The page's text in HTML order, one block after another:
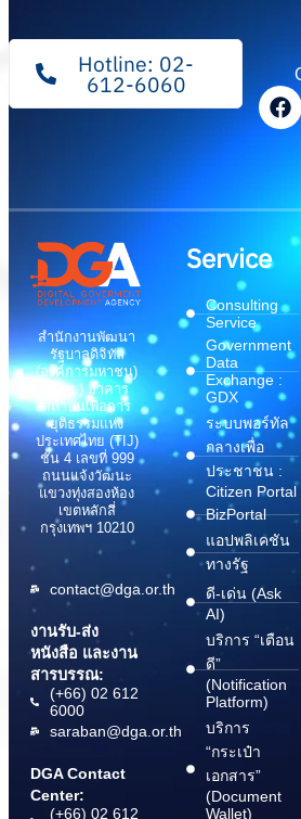
Hotline: 02-
612-6060
สำนักงานพัฒนา
รัฐบาลดิจิทัล
(องค์การมหาชน)
(สพร.) อาคาร
สถาบันเพื่อการ
ยุติธรรมแห่ง
ประเทศไทย (TIJ)
ชั้น 4 เลขที่ 999
ถนนแจ้งวัฒนะ
แขวงทุ่งสองห้อง
เขตหลักสี่
กรุงเทพฯ 10210
contact@dga.or.th
งานรับ-ส่ง
หนังสือ และงาน
สารบรรณ:
(+66) 02 612
6000
saraban@dga.or.th
DGA Contact
Center:
(+66) 02 612
Service
Consulting
Service
Government
Data
Exchange :
GDX
ระบบพอร์ทัล
กลางเพื่อ
ประชาชน :
Citizen Portal
BizPortal
แอปพลิเคชัน
ทางรัฐ
ดี-เด่น (Ask
AI)
บริการ “เตือน
ดี”
(Notification
Platform)
บริการ
“กระเป๋า
เอกสาร”
(Document
Wallet)